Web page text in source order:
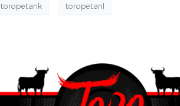
toropetank toropetanl